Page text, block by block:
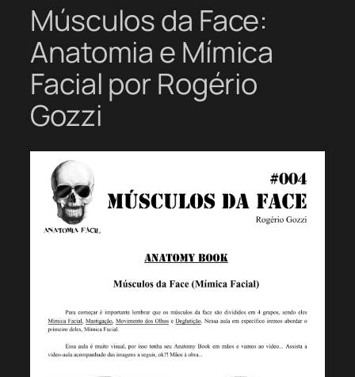
Músculos da Face:
Anatomia e Mímica
Facial por Rogério
Gozzi